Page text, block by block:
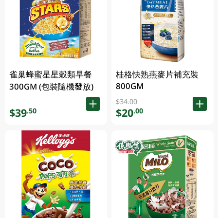
雀巢蜂蜜星星穀類早餐
300GM (包裝隨機發放)
$39.50
桂格快熟燕麥片補充裝
800GM
$34.00
$20.00